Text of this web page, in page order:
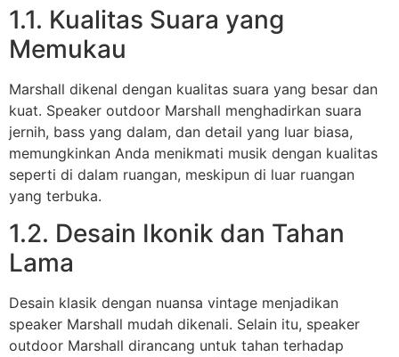
1.1. Kualitas Suara yang
Memukau
Marshall dikenal dengan kualitas suara yang besar dan
kuat. Speaker outdoor Marshall menghadirkan suara
jernih, bass yang dalam, dan detail yang luar biasa,
memungkinkan Anda menikmati musik dengan kualitas
seperti di dalam ruangan, meskipun di luar ruangan
yang terbuka.
1.2. Desain Ikonik dan Tahan
Lama
Desain klasik dengan nuansa vintage menjadikan
speaker Marshall mudah dikenali. Selain itu, speaker
outdoor Marshall dirancang untuk tahan terhadap